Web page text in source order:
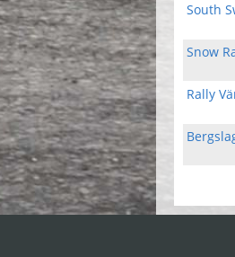
South
Snow
Rally